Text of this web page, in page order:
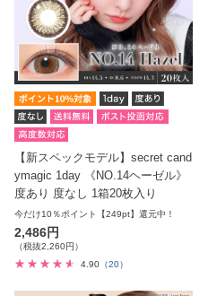
【新スペックモデル】secret cand
ymagic 1day 《NO.14ヘーゼル》
度あり 度なし 1箱20枚入り
今だけ10％ポイント【249pt】還元中！
2,486円
（税抜2,260円）
4.90 （20）